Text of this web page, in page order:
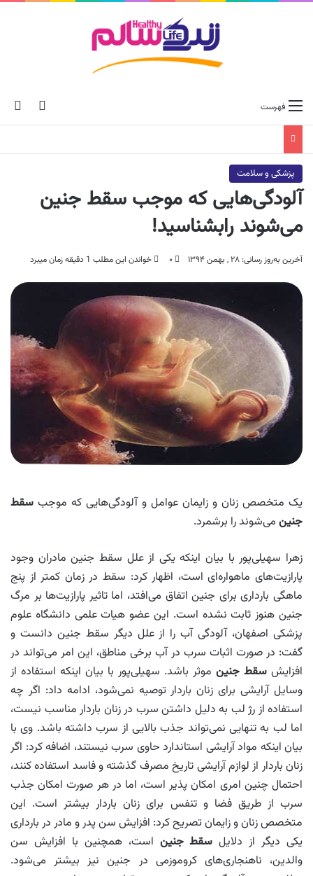
skin فهرست
پزشکی و سلامت
آلودگی‌هایی که موجب سقط جنین
می‌شوند رابشناسید!
آخرین به‌روز رسانی: ۲۸ , بهمن ۱۳۹۴ ۰ خواندن این مطلب 1 دقیقه زمان میبرد
یک متخصص زنان و زایمان عوامل و آلودگی‌هایی که موجب سقط
جنین می‌شوند را برشمرد.
زهرا سهیلی‌پور با بیان اینکه یکی از علل سقط جنین مادران وجود
پارازیت‌های ماهواره‌ای است، اظهار کرد: سقط در زمان کمتر از پنج
ماهگی بارداری برای جنین اتفاق می‌افتد، اما تاثیر پارازیت‌ها بر مرگ
جنین هنوز ثابت نشده است. این عضو هیات علمی دانشگاه علوم
پزشکی اصفهان، آلودگی آب را از علل دیگر سقط جنین دانست و
گفت: در صورت اثبات سرب در آب برخی مناطق، این امر می‌تواند در
افزایش سقط جنین موثر باشد. سهیلی‌پور با بیان اینکه استفاده از
وسایل آرایشی برای زنان باردار توصیه نمی‌شود، ادامه داد: اگر چه
استفاده از رژ لب به دلیل داشتن سرب در زنان باردار مناسب نیست،
اما لب به تنهایی نمی‌تواند جذب بالایی از سرب داشته باشد. وی با
بیان اینکه مواد آرایشی استاندارد حاوی سرب نیستند، اضافه کرد: اگر
زنان باردار از لوازم آرایشی تاریخ مصرف گذشته و فاسد استفاده کنند،
احتمال چنین امری امکان پذیر است، اما در هر صورت امکان جذب
سرب از طریق فضا و تنفس برای زنان باردار بیشتر است. این
متخصص زنان و زایمان تصریح کرد: افزایش سن پدر و مادر در بارداری
یکی دیگر از دلایل سقط جنین است، همچنین با افزایش سن
والدین، ناهنجاری‌های کروموزمی در جنین نیز بیشتر می‌شود.